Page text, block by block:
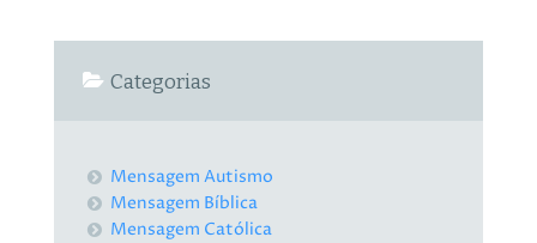
Categorias
Mensagem Autismo
Mensagem Bíblica
Mensagem Católica